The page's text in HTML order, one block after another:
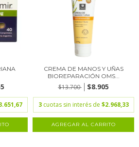
CREMA DE MANOS Y UÑAS
BIOREPARACIÓN OMS...
$13.700 $8.905
3 cuotas sin interés de $2.968,33